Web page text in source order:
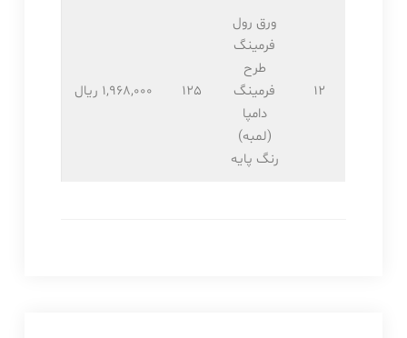
12
ورق رول
فرمینگ
طرح
فرمینگ
دامپا
(لمبه)
رنگ پایه
125 1,968,۰۰۰ ریال